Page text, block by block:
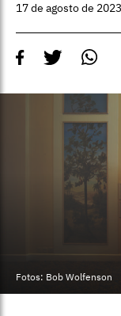
17 de agosto de 2023
Fotos: Bob Wolfenson